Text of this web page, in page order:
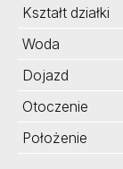
Kształt działki
Woda
Dojazd
Otoczenie
Położenie